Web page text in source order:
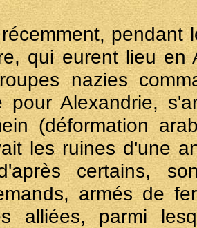
pendant
qui eurent lieu en
nazies
pour Alexandrie,
(déformation
les ruines d'une
certains,
armés de
alliées, parmi